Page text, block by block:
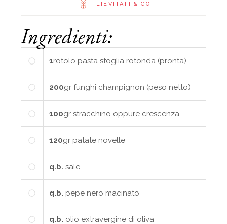
LIEVITATI & CO
Ingredienti:
1rotolo pasta sfoglia rotonda (pronta)
200gr funghi champignon (peso netto)
100gr stracchino oppure crescenza
120gr patate novelle
q.b. sale
q.b. pepe nero macinato
q.b. olio extravergine di oliva